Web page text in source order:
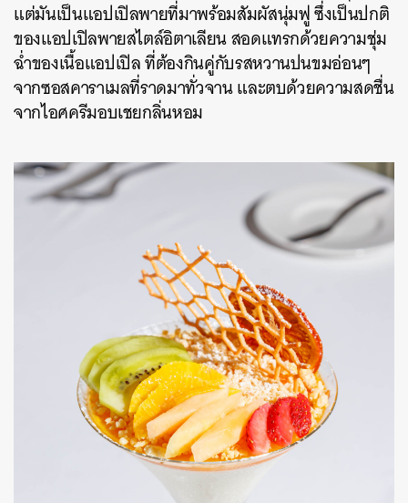
แต่มันเป็นแอปเปิลพายที่มาพร้อมสัมผัสนุ่มฟู ซึ่งเป็นปกติ
ของแอปเปิลพายสไตล์อิตาเลียน สอดแทรกด้วยความชุ่ม
ฉ่ำของเนื้อแอปเปิล ที่ต้องกินคู่กับรสหวานปนขมอ่อนๆ
จากซอสคาราเมลที่ราดมาทั่วจาน และตบด้วยความสดชื่น
จากไอศครีมอบเชยกลิ่นหอม